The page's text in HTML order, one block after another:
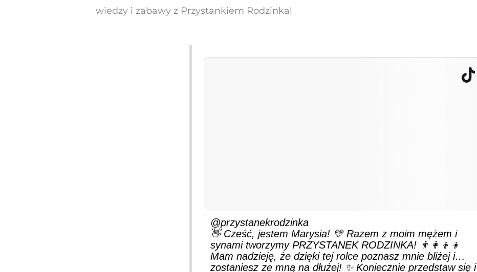
wiedzy i zabawy z Przystankiem Rodzinka!
@przystanekrodzinka
👋 Cześć, jestem Marysia! 💛 Razem z moim mężem i
synami tworzymy PRZYSTANEK RODZINKA! 👨‍👩‍👦‍👦
Mam nadzieję, że dzięki tej rolce poznasz mnie bliżej i…
zostaniesz ze mną na dłużej! ✨ Koniecznie przedstaw się i